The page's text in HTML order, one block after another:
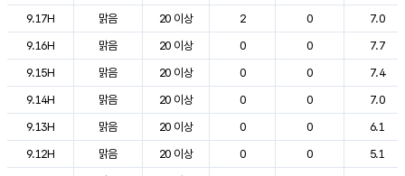
9.17H
맑음 20 이상 2 0
7.0
9.16H
맑음 20 이상 0 0
7.7
9.15H
맑음 20 이상 0 0
7.4
9.14H
맑음 20 이상 0 0
7.0
9.13H
맑음 20 이상 0 0
6.1
9.12H
맑음 20 이상 0 0
5.1